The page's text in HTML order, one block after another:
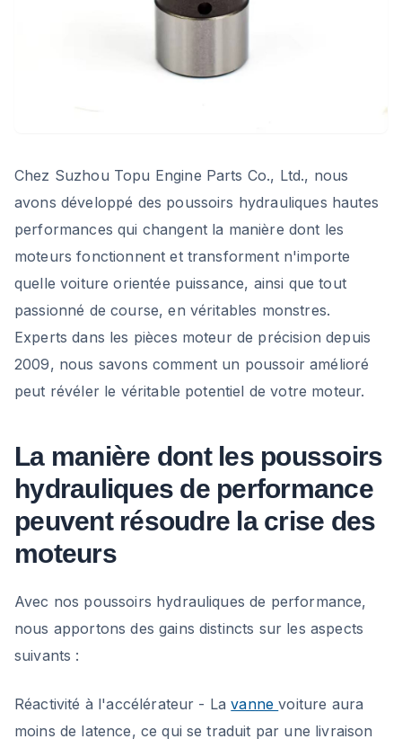
Chez Suzhou Topu Engine Parts Co., Ltd., nous
avons développé des poussoirs hydrauliques hautes
performances qui changent la manière dont les
moteurs fonctionnent et transforment n'importe
quelle voiture orientée puissance, ainsi que tout
passionné de course, en véritables monstres.
Experts dans les pièces moteur de précision depuis
2009, nous savons comment un poussoir amélioré
peut révéler le véritable potentiel de votre moteur.
La manière dont les poussoirs
hydrauliques de performance
peuvent résoudre la crise des
moteurs
Avec nos poussoirs hydrauliques de performance,
nous apportons des gains distincts sur les aspects
suivants :
Réactivité à l'accélérateur - Lavannevoiture aura
moins de latence, ce qui se traduit par une livraison